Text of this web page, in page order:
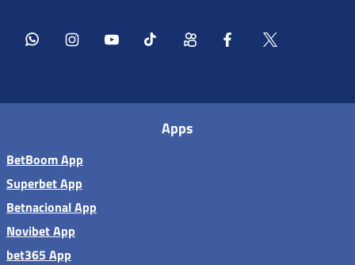
Apps
BetBoom App
Superbet App
Betnacional App
Novibet App
bet365 App